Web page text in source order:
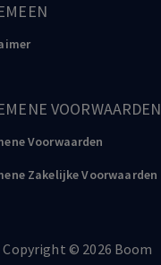
VOORWAARDEN
Voorwaarden
Zakelijke Voorwaarden
Copyright ©️ 2026 Boom